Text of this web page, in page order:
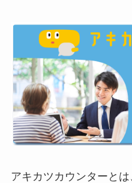
アキカツカウンターと